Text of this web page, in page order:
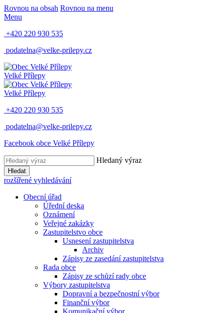
Rovnou na obsah Rovnou na menu
Menu
+420 220 930 535
podatelna@velke-prilepy.cz
Velké Přílepy
Velké Přílepy
+420 220 930 535
podatelna@velke-prilepy.cz
Facebook obce Velké Přílepy
Hledaný výraz
Hledat
rozšířené vyhledávání
Obecní úřad
Úřední deska
Oznámení
Veřejné zakázky
Zastupitelstvo obce
Usnesení zastupitelstva
Archiv
Zápisy ze zasedání zastupitelstva
Rada obce
Zápisy ze schůzí rady obce
Výbory zastupitelstva
Dopravní a bezpečnostní výbor
Finanční výbor
Komunikační výbor